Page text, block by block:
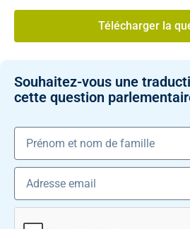
Télécharger la
Souhaitez-vous une
cette question